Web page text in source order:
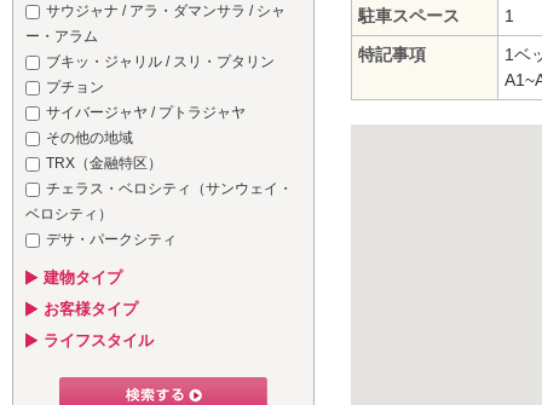
サウジャナ / アラ・ダマンサラ / シャ
ー・アラム
ブキッ・ジャリル / スリ・プタリン
プチョン
サイバージャヤ / プトラジャヤ
その他の地域
TRX（金融特区）
チェラス・ベロシティ（サンウェイ・
ベロシティ）
デサ・パークシティ
建物タイプ
お客様タイプ
ライフスタイル
駐車スペース
1
特記事項
1ベ